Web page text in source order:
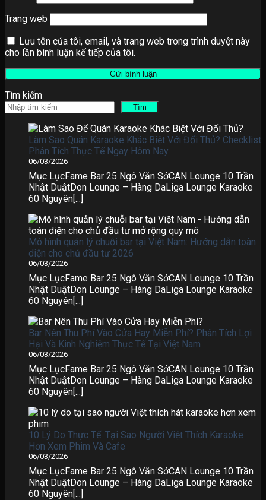
Trang web
Lưu tên của tôi, email, và trang web trong trình duyệt này
cho lần bình luận kế tiếp của tôi.
Tìm kiếm
Tìm
Làm Sao Quán Karaoke Khác Biệt Với Đối Thủ? Checklist
Phân Tích Thực Tế Ngay Hôm Nay
06/03/2026
Mục LụcFame Bar 25 Ngô Văn SởCAN Lounge 10 Trần
Nhật DuậtDon Lounge – Hàng DaLiga Lounge Karaoke
60 Nguyên[...]
Mô hình quản lý chuỗi bar tại Việt Nam: Hướng dẫn toàn
diện cho chủ đầu tư 2026
06/03/2026
Mục LụcFame Bar 25 Ngô Văn SởCAN Lounge 10 Trần
Nhật DuậtDon Lounge – Hàng DaLiga Lounge Karaoke
60 Nguyên[...]
Bar Nên Thu Phí Vào Cửa Hay Miễn Phí? Phân Tích Lợi
Hại Và Kinh Nghiệm Thực Tế Tại Việt Nam
06/03/2026
Mục LụcFame Bar 25 Ngô Văn SởCAN Lounge 10 Trần
Nhật DuậtDon Lounge – Hàng DaLiga Lounge Karaoke
60 Nguyên[...]
10 Lý Do Thực Tế: Tại Sao Người Việt Thích Karaoke
Hơn Xem Phim Và Cafe
06/03/2026
Mục LụcFame Bar 25 Ngô Văn SởCAN Lounge 10 Trần
Nhật DuậtDon Lounge – Hàng DaLiga Lounge Karaoke
60 Nguyên[...]